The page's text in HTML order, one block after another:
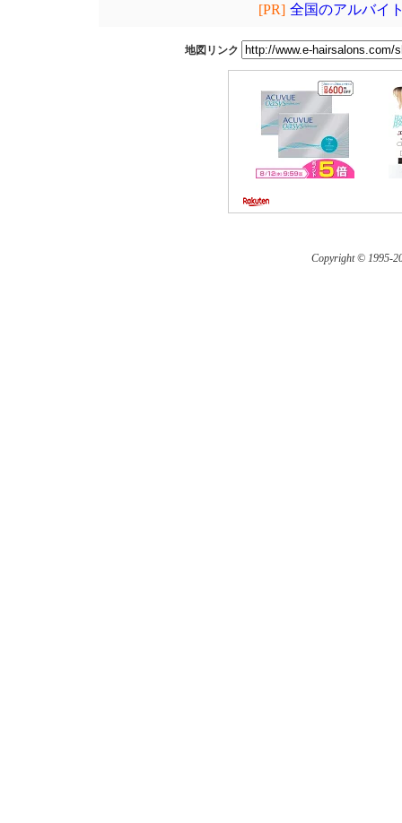
[PR] 全国のアルバイ
地図リンク
Copyright © 1995-